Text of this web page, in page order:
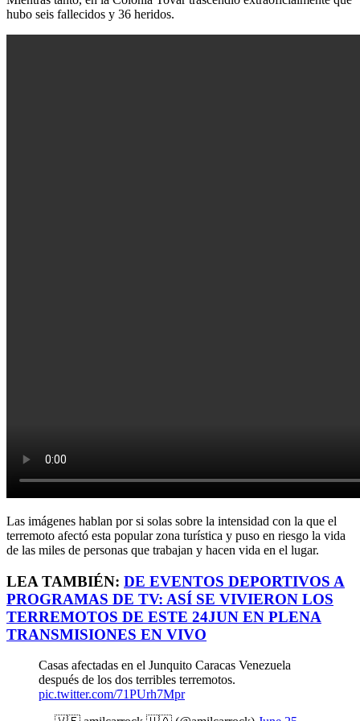
hubo seis fallecidos y 36 heridos.
Las imágenes hablan por si solas sobre la intensidad con la que el
terremoto afectó esta popular zona turística y puso en riesgo la vida
de las miles de personas que trabajan y hacen vida en el lugar.
LEA TAMBIÉN: DE EVENTOS DEPORTIVOS A
PROGRAMAS DE TV: ASÍ SE VIVIERON LOS
TERREMOTOS DE ESTE 24JUN EN PLENA
TRANSMISIONES EN VIVO
Casas afectadas en el Junquito Caracas Venezuela
después de los dos terribles terremotos.
pic.twitter.com/71PUrh7Mpr